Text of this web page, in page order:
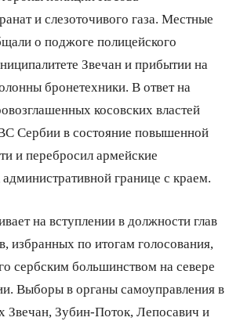
и слезоточивого газа. Местные
о поджоге полицейского
Звечан и прибытии на
бронетехники. В ответ на
косовских властей
Сербии в состояние повышенной
и перебросил армейские
границе с краем.
на вступлении в должности глав
избранных по итогам голосования,
сербским большинством на севере
Выборы в органы самоуправления в
Звечан, Зубин-Поток, Лепосавич и